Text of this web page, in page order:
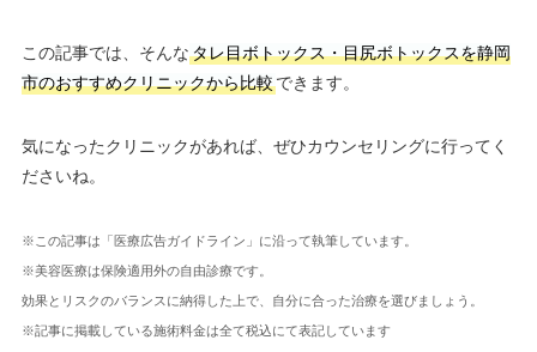
この記事では、そんなタレ目ボトックス・目尻ボトックスを静岡
市のおすすめクリニックから比較できます。
気になったクリニックがあれば、ぜひカウンセリングに行ってく
ださいね。
※この記事は「医療広告ガイドライン」に沿って執筆しています。
※美容医療は保険適用外の自由診療です。
効果とリスクのバランスに納得した上で、自分に合った治療を選びましょう。
※記事に掲載している施術料金は全て税込にて表記しています